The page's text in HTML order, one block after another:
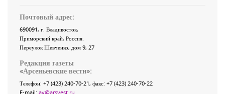
Почтовый адрес:
690091, г. Владивосток,
Приморский край, Россия
Переулок Шевченко, дом 9, 27
Редакция газеты
«Арсеньевские вести»:
Телефон: +7 (423) 240-70-21, факс: +7 (423) 240-70-22
E-mail: av@arsvest.ru